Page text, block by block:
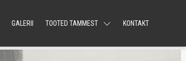
GALERII TOOTED TAMMEST KONTAKT